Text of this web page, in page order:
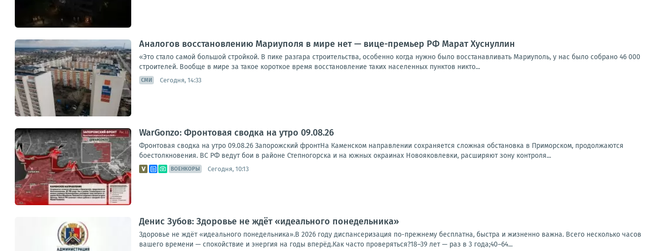
Аналогов восстановлению Мариуполя в мире нет — вице-премьер РФ Марат Хуснуллин
«Это стало самой большой стройкой. В пике разгара строительства, особенно когда нужно было восстанавливать Мариуполь, у нас было собрано 46 000
строителей. Вообще в мире за такое короткое время восстановление таких населенных пунктов никто...
СМИ Сегодня, 14:33
WarGonzo: Фронтовая сводка на утро 09.08.26
Фронтовая сводка на утро 09.08.26 Запорожский фронтНа Каменском направлении сохраняется сложная обстановка в Приморском, продолжаются
боестолкновения. ВС РФ ведут бои в районе Степногорска и на южных окраинах Новояковлевки, расширяют зону контроля...
ВОЕНКОРЫ Сегодня, 10:13
Денис Зубов: Здоровье не ждёт «идеального понедельника»
Здоровье не ждёт «идеального понедельника».В 2026 году диспансеризация по-прежнему бесплатна, быстра и жизненно важна. Всего несколько часов
вашего времени — спокойствие и энергия на годы вперёд.Как часто проверяться?18–39 лет — раз в 3 года;40–64...